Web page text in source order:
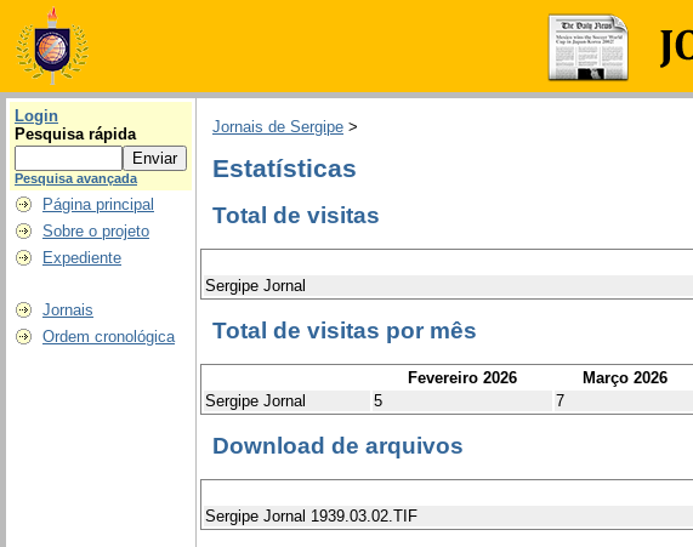
Login
Pesquisa rápida
Pesquisa avançada
Página principal
Sobre o projeto
Expediente
Jornais
Ordem cronológica
Jornais de Sergipe >
Estatísticas
Total de visitas
Sergipe Jornal
Total de visitas por mês
Fevereiro 2026 Março 2026
Sergipe Jornal
5 7
Download de arquivos
Sergipe Jornal 1939.03.02.TIF